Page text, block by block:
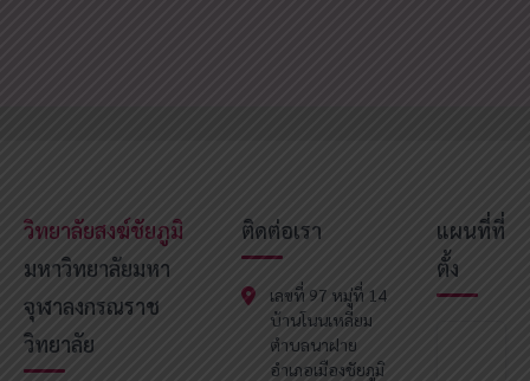
วิทยาลัยสงฆ์ชัยภูมิ
มหาวิทยาลัยมหา
จุฬาลงกรณราช
วิทยาลัย
ติดต่อเรา
เลขที่ 97 หมู่ที่ 14
บ้านโนนเหลี่ยม
ตำบลนาฝาย
อำเภอเมืองชัยภูมิ
แผนที่ที่
ตั้ง